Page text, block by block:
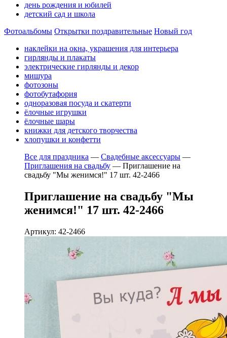
день рождения и юбилей
детский сад и школа
Фотоальбомы Открытки поздравительные Новый год
наклейки на окна, украшения для интерьера
гирлянды и плакаты
электрические гирлянды и декор
мишура
фотозоны
фотобутафория
одноразовая посуда и скатерти
ёлочные игрушки
ёлочные шары
книжки для детского творчества
хлопушки и конфетти
Все для праздника — Свадебные аксессуары —
Приглашения на свадьбу — Приглашение на
свадьбу "Мы женимся!" 17 шт. 42-2466
Приглашение на свадьбу "Мы
женимся!" 17 шт. 42-2466
Артикул: 42-2466